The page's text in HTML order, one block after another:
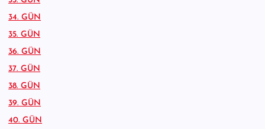
34. GÜN
35. GÜN
36. GÜN
37. GÜN
38. GÜN
39. GÜN
40. GÜN